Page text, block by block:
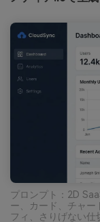
プロンプト：2D
ー、カード、チャー
フィ、さりげない